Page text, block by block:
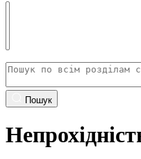
Пошук